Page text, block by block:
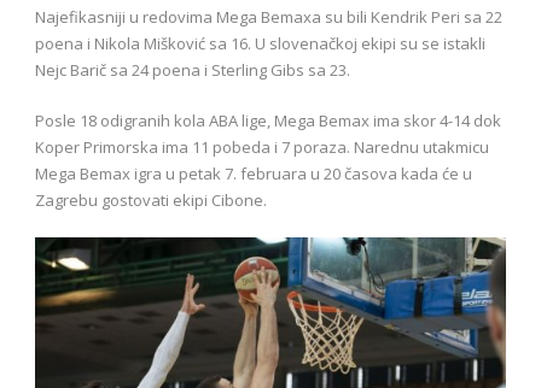
Najefikasniji u redovima Mega Bemaxa su bili Kendrik Peri sa 22
poena i Nikola Mišković sa 16. U slovenačkoj ekipi su se istakli
Nejc Barič sa 24 poena i Sterling Gibs sa 23.
Posle 18 odigranih kola ABA lige, Mega Bemax ima skor 4-14 dok
Koper Primorska ima 11 pobeda i 7 poraza. Narednu utakmicu
Mega Bemax igra u petak 7. februara u 20 časova kada će u
Zagrebu gostovati ekipi Cibone.